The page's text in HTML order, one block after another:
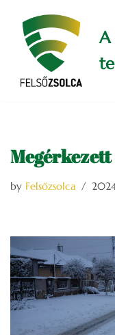
Skip
content
A
Megérkezett
by Felsőzsolca